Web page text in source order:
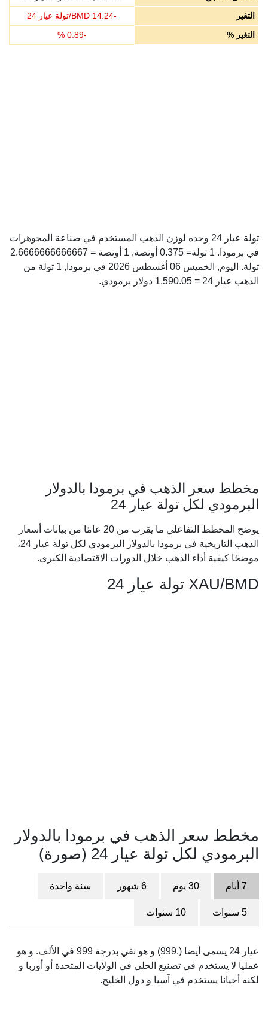
التغير
-
14.24
التغير %
-
0.89
%
تولة عيار 24 وحده لوزن الذهب المستخدم في صناعة المجوهرات
في برمودا. 1 تولة= 0.375 أونصة, 1 أونصة = 2.6666666666667
تولة. اليوم, الخميس 06 أغسطس 2026 في برمودا, 1 تولة من
الذهب عيار 24 = 1,590.05 دولار برمودي.
مخطط سعر الذهب في برمودا بالدولار
البرمودي لكل تولة عيار 24
يوضح المخطط التفاعلي ما يقرب من 20 عامًا من بيانات أسعار
الذهب التاريخية في برمودا بالدولار البرمودي لكل تولة عيار 24،
موضحًا كيفية أداء الذهب خلال الدورات الاقتصادية الكبرى.
XAU/BMD تولة عيار 24
مخطط سعر الذهب في برمودا بالدولار
البرمودي لكل تولة عيار 24 (صورة)
7 أيام 30 يوم 6 شهور سنة واحدة
5 سنوات 10 سنوات
عيار 24 يسمى أيضا (.999) و هو نقي بدرجة 999 في الألف. و هو
عمليا لا يستخدم في تصنيع الحلي في الولايات المتحدة أو أوربا و
لكنه أحيانا يستخدم في آسيا و دول الخليج.